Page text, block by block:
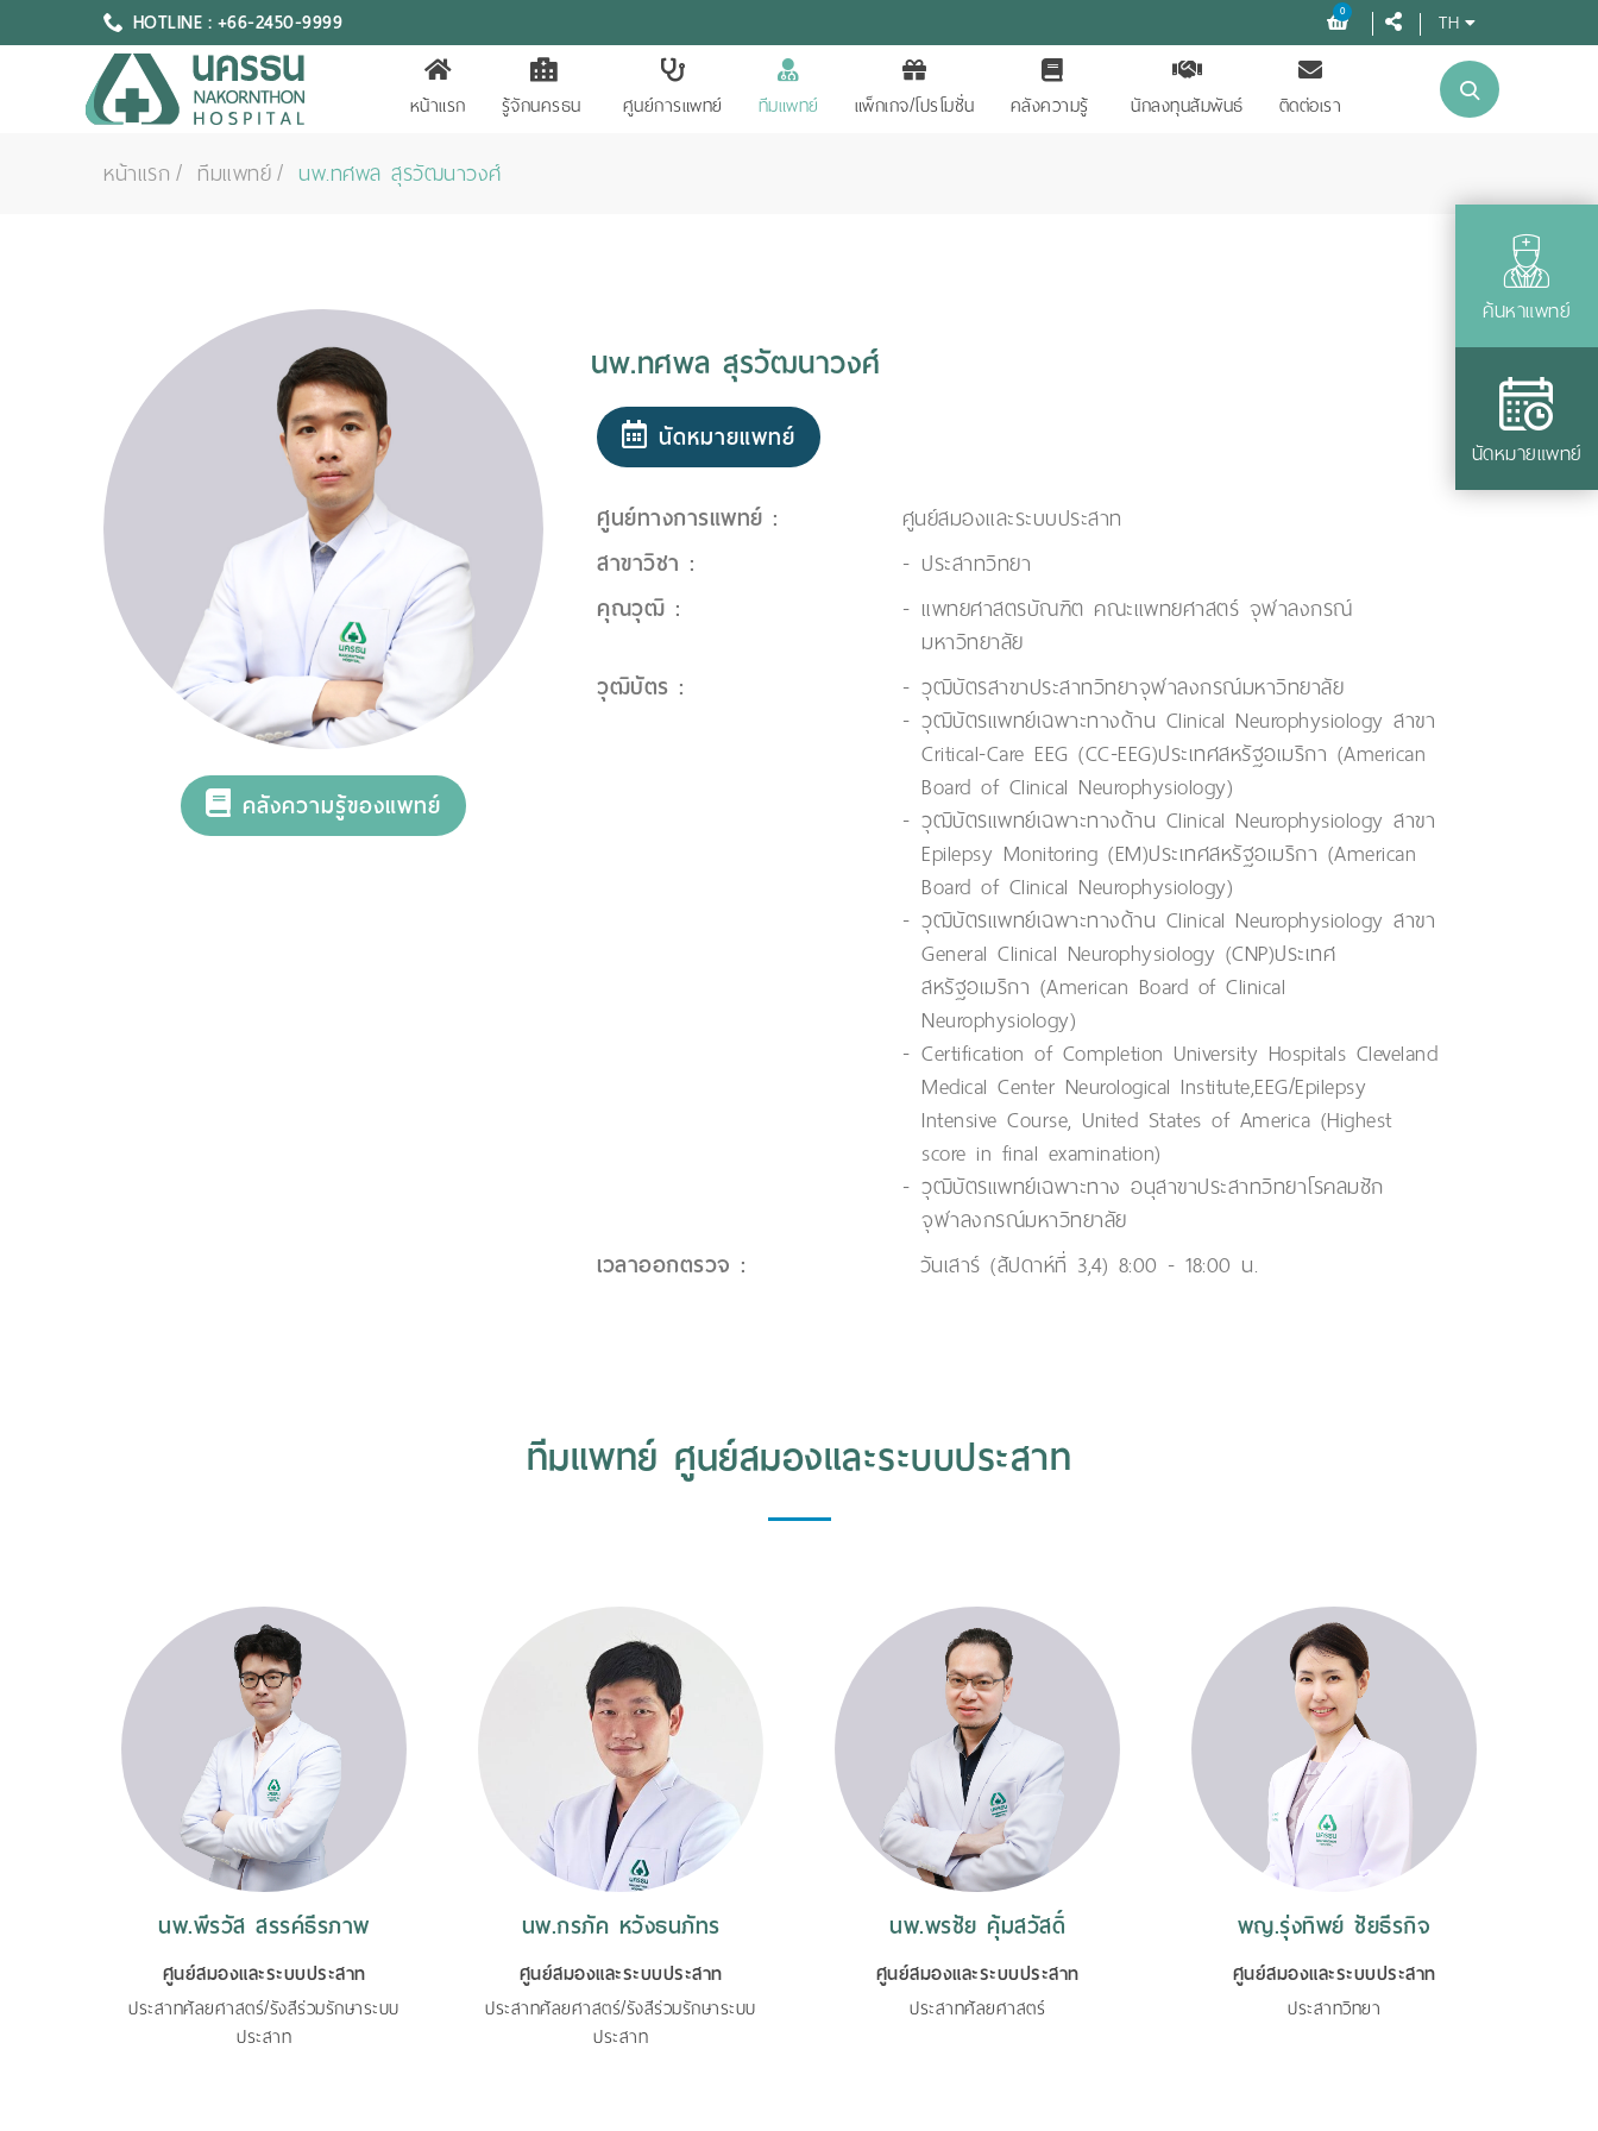
HOTLINE : +66-2450-9999 0 TH
หน้าแรก รู้จักนครธน ศูนย์การแพทย์ ทีมแพทย์ แพ็กเกจ/โปรโมชั่น คลังความรู้ นักลงทุนสัมพันธ์ ติดต่อเรา
ค้นหาแพทย์
นัดหมายแพทย์
หน้าแรก ทีมแพทย์ นพ.ทศพล สุรวัฒนาวงศ์
คลังความรู้ของแพทย์
นพ.ทศพล สุรวัฒนาวงศ์
นัดหมายแพทย์
ศูนย์ทางการแพทย์ : ศูนย์สมองและระบบประสาท
สาขาวิชา : ประสาทวิทยา
คุณวุฒิ :
แพทยศาสตรบัณฑิต คณะแพทยศาสตร์ จุฬาลงกรณ์
มหาวิทยาลัย
วุฒิบัตร :
วุฒิบัตรสาขาประสาทวิทยาจุฬาลงกรณ์มหาวิทยาลัย
วุฒิบัตรแพทย์เฉพาะทางด้าน Clinical Neurophysiology สาขา
Critical-Care EEG (CC-EEG)ประเทศสหรัฐอเมริกา (American
Board of Clinical Neurophysiology)
วุฒิบัตรแพทย์เฉพาะทางด้าน Clinical Neurophysiology สาขา
Epilepsy Monitoring (EM)ประเทศสหรัฐอเมริกา (American
Board of Clinical Neurophysiology)
วุฒิบัตรแพทย์เฉพาะทางด้าน Clinical Neurophysiology สาขา
General Clinical Neurophysiology (CNP)ประเทศ
สหรัฐอเมริกา (American Board of Clinical
Neurophysiology)
Certification of Completion University Hospitals Cleveland
Medical Center Neurological Institute,EEG/Epilepsy
Intensive Course, United States of America (Highest
score in final examination)
วุฒิบัตรแพทย์เฉพาะทาง อนุสาขาประสาทวิทยาโรคลมชัก
จุฬาลงกรณ์มหาวิทยาลัย
เวลาออกตรวจ : วันเสาร์ (สัปดาห์ที่ 3,4) 8:00 - 18:00 น.
ทีมแพทย์ ศูนย์สมองและระบบประสาท
นพ.พีรวัส สรรค์ธีรภาพ
ศูนย์สมองและระบบประสาท
ประสาทศัลยศาสตร์/รังสีร่วมรักษาระบบ
ประสาท
นพ.กรภัค หวังธนภัทร
ศูนย์สมองและระบบประสาท
ประสาทศัลยศาสตร์/รังสีร่วมรักษาระบบ
ประสาท
นพ.พรชัย คุ้มสวัสดิ์
ศูนย์สมองและระบบประสาท
ประสาทศัลยศาสตร์
พญ.รุ่งทิพย์ ชัยธีรกิจ
ศูนย์สมองและระบบประสาท
ประสาทวิทยา